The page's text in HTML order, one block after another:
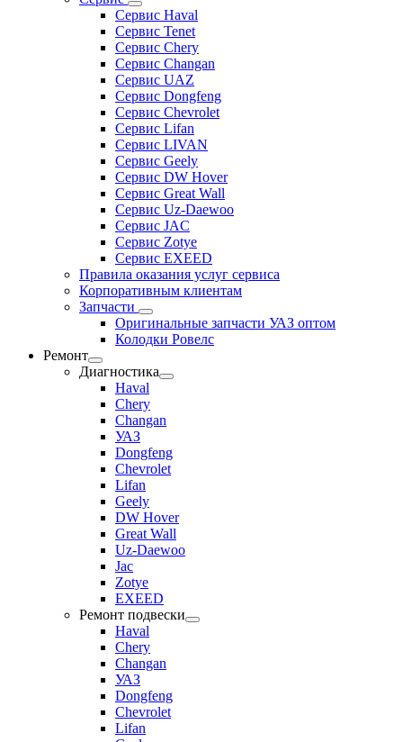
Сервис Haval
Сервис Tenet
Сервис Chery
Сервис Changan
Сервис UAZ
Сервис Dongfeng
Сервис Chevrolet
Сервис Lifan
Сервис LIVAN
Сервис Geely
Сервис DW Hover
Сервис Great Wall
Сервис Uz-Daewoo
Сервис JAC
Сервис Zotye
Сервис EXEED
Правила оказания услуг сервиса
Корпоративным клиентам
Запчасти
Оригинальные запчасти УАЗ оптом
Колодки Ровелс
Ремонт
Диагностика
Haval
Chery
Changan
УАЗ
Dongfeng
Chevrolet
Lifan
Geely
DW Hover
Great Wall
Uz-Daewoo
Jac
Zotye
EXEED
Ремонт подвески
Haval
Chery
Changan
УАЗ
Dongfeng
Chevrolet
Lifan